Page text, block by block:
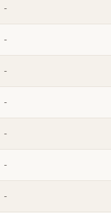
-
-
-
-
-
-
-